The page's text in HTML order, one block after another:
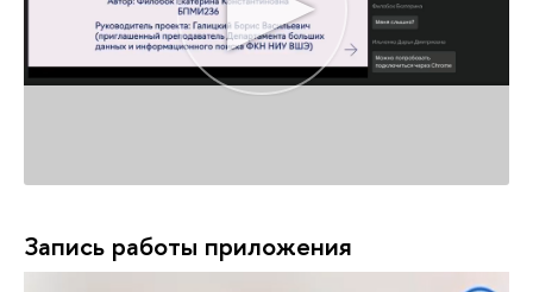
Запись работы приложения